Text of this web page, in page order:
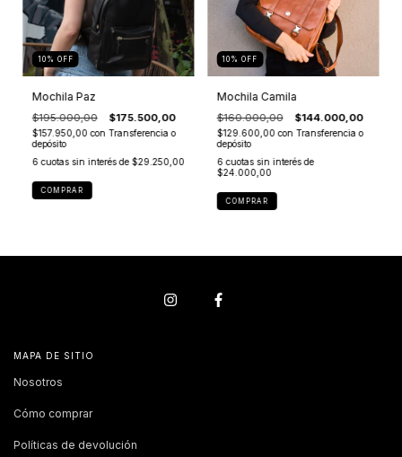
10 % OFF
Mochila Paz
$195.000,00 $175.500,00
$157.950,00con Transferencia o
depósito
6 cuotas sin interés de $29.250,00
COMPRAR
10 %OFF
Mochila Camila
$160.000,00 $144.000,00
$129.600,00con Transferencia o
depósito
6 cuotas sin interés de
$24.000,00
COMPRAR
MAPA DE SITIO
Nosotros
Cómo comprar
Políticas de devolución